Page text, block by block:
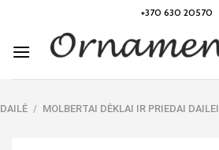
content
+370 630 20570
DAILĖ / MOLBERTAI DĖKLAI IR PRIEDAI DAILEI